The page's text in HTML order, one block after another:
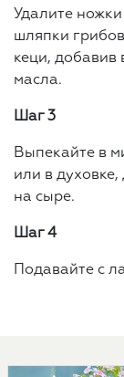
Удалите
шляпки
кеци, добавив
масла.
Шаг 3
Выпекайте в
или в
на сыре.
Шаг 4
Подавайте с